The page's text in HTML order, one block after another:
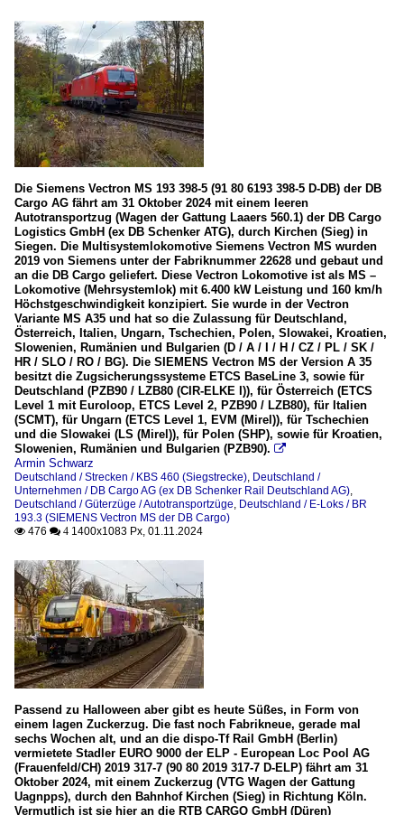
Die Siemens Vectron MS 193 398-5 (91 80 6193 398-5 D-DB) der DB
Cargo AG fährt am 31 Oktober 2024 mit einem leeren
Autotransportzug (Wagen der Gattung Laaers 560.1) der DB Cargo
Logistics GmbH (ex DB Schenker ATG), durch Kirchen (Sieg) in
Siegen. Die Multisystemlokomotive Siemens Vectron MS wurden
2019 von Siemens unter der Fabriknummer 22628 und gebaut und
an die DB Cargo geliefert. Diese Vectron Lokomotive ist als MS –
Lokomotive (Mehrsystemlok) mit 6.400 kW Leistung und 160 km/h
Höchstgeschwindigkeit konzipiert. Sie wurde in der Vectron
Variante MS A35 und hat so die Zulassung für Deutschland,
Österreich, Italien, Ungarn, Tschechien, Polen, Slowakei, Kroatien,
Slowenien, Rumänien und Bulgarien (D / A / I / H / CZ / PL / SK /
HR / SLO / RO / BG). Die SIEMENS Vectron MS der Version A 35
besitzt die Zugsicherungssysteme ETCS BaseLine 3, sowie für
Deutschland (PZB90 / LZB80 (CIR-ELKE I)), für Österreich (ETCS
Level 1 mit Euroloop, ETCS Level 2, PZB90 / LZB80), für Italien
(SCMT), für Ungarn (ETCS Level 1, EVM (Mirel)), für Tschechien
und die Slowakei (LS (Mirel)), für Polen (SHP), sowie für Kroatien,
Slowenien, Rumänien und Bulgarien (PZB90). 
Armin Schwarz
Deutschland / Strecken / KBS 460 (Siegstrecke), Deutschland /
Unternehmen / DB Cargo AG (ex DB Schenker Rail Deutschland AG),
Deutschland / Güterzüge / Autotransportzüge, Deutschland / E-Loks / BR
193.3 (SIEMENS Vectron MS der DB Cargo)
 476  4 1400x1083 Px, 01.11.2024
Passend zu Halloween aber gibt es heute Süßes, in Form von
einem lagen Zuckerzug. Die fast noch Fabrikneue, gerade mal
sechs Wochen alt, und an die dispo-Tf Rail GmbH (Berlin)
vermietete Stadler EURO 9000 der ELP - European Loc Pool AG
(Frauenfeld/CH) 2019 317-7 (90 80 2019 317-7 D-ELP) fährt am 31
Oktober 2024, mit einem Zuckerzug (VTG Wagen der Gattung
Uagnpps), durch den Bahnhof Kirchen (Sieg) in Richtung Köln.
Vermutlich ist sie hier an die RTB CARGO GmbH (Düren)